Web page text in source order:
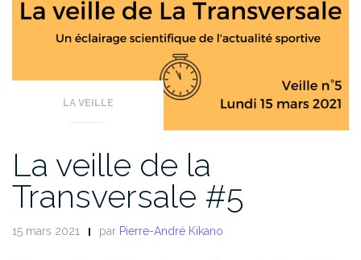
LA VEILLE
La veille de la
Transversale #5
15 mars 2021 par Pierre-André Kikano